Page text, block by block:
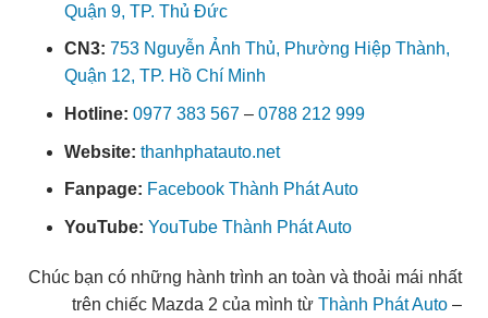
Quận 9, TP. Thủ Đức
CN3: 753 Nguyễn Ảnh Thủ, Phường Hiệp Thành,
Quận 12, TP. Hồ Chí Minh
Hotline: 0977 383 567 – 0788 212 999
Website: thanhphatauto.net
Fanpage: Facebook Thành Phát Auto
YouTube: YouTube Thành Phát Auto
Chúc bạn có những hành trình an toàn và thoải mái nhất
trên chiếc Mazda 2 của mình từ Thành Phát Auto –